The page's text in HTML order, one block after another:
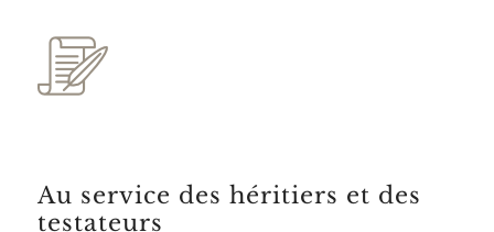
Au service des héritiers et des
testateurs